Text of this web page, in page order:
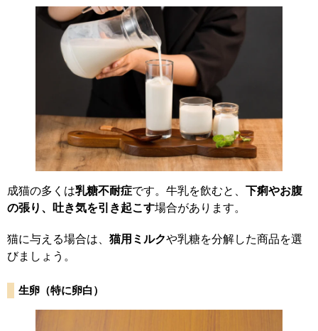
成猫の多くは乳糖不耐症です。牛乳を飲むと、 下痢やお腹
の張り、吐き気を引き起こす場合があります。
猫に与える場合は、 猫用ミルクや乳糖を分解した商品を選
びましょう。
生卵（特に卵白）